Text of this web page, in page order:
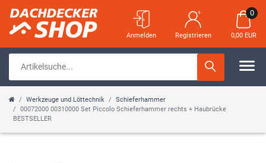
Anmelden Registrieren
0
0,00 EUR
Werkzeuge und Löttechnik
Schieferhammer
00072000 00310000 Set Piccolo Schieferhammer rechts + Haubrücke
BESTSELLER